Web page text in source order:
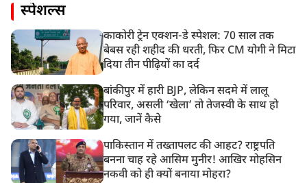
स्पेशल्स
काकोरी ट्रेन एक्शन-डे स्पेशल: 70 साल तक
बेबस रही शहीद की धरती, फिर CM योगी ने मिटा
दिया तीन पीढ़ियों का दर्द
बांकीपुर में हारी BJP, लेकिन सदमे में लालू
परिवार, असली ‘खेला’ तो तेजस्वी के साथ हो
गया, जानें कैसे
पाकिस्तान में तख्तापलट की आहट? राष्ट्रपति
बनना चाह रहे आसिम मुनीर! आखिर मोहसिन
नकवी को ही क्यों बनाया मोहरा?